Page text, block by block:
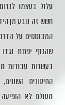
עלול בעצמו
חשש זה נובע מן
המבוססים על
שהגוף יפתח
בעשרות עבודות
החיסונים
מעולם לא